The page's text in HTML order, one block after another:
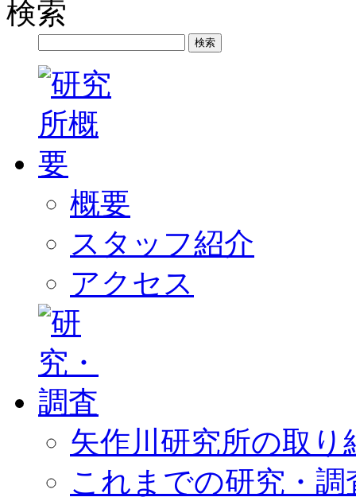
概要
スタッフ紹介
アクセス
矢作川研究所の取り
これまでの研究・調